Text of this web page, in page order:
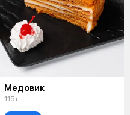
Медовик
115 г